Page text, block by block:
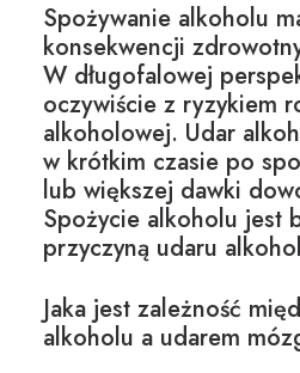
Spożywanie alkoholu
konsekwencji
W długofalowej
oczywiście z ryzykiem
alkoholowej. Udar
w krótkim czasie po
lub większej dawki
Spożycie alkoholu jest
przyczyną udaru
Jaka jest zależność
alkoholu a udarem